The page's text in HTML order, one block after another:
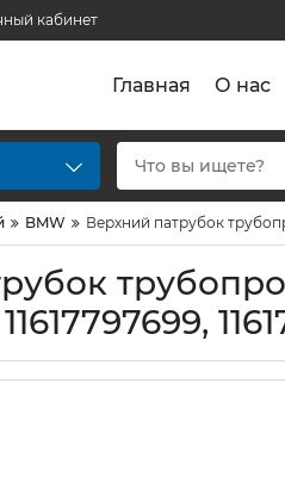
кабинет
Главная О нас
BMW Верхний патрубок